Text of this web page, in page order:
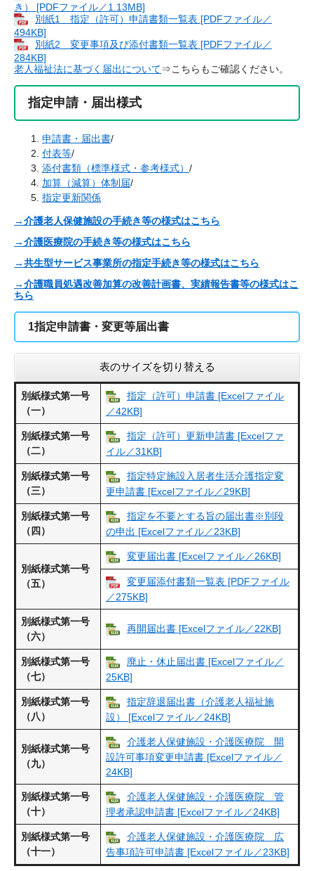
き） [PDFファイル／1.13MB]
​​​​別紙1 指定（許可）申請書類一覧表 [PDFファイル／
494KB]
別紙2 変更事項及び添付書類一覧表 [PDFファイル／
284KB]
老人福祉法に基づく届出について⇒こちらもご確認ください。
指定申請・届出様式
申請書・届出書/
付表等/
添付書類（標準様式・参考様式） /
加算（減算）体制届/
指定更新関係
→介護老人保健施設の手続き等の様式はこちら
→介護医療院の手続き等の様式はこちら
→共生型サービス事業所の指定手続き等の様式はこちら
→介護職員処遇改善加算の改善計画書、実績報告書等の様式はこ
ちら
1指定申請書・変更等届出書
表のサイズを切り替える
別紙様式第一号
（一）
指定（許可）申請書 [Excelファイル
／42KB]
別紙様式第一号
（二）
指定（許可）更新申請書 [Excelファ
イル／31KB]
別紙様式第一号
（三）
指定特定施設入居者生活介護指定変
更申請書 [Excelファイル／29KB]
別紙様式第一号
（四）
指定を不要とする旨の届出書※別段
の申出 [Excelファイル／23KB]
別紙様式第一号
（五）
変更届出書 [Excelファイル／26KB]
変更届添付書類一覧表 [PDFファイル
／275KB]
別紙様式第一号
（六）
再開届出書 [Excelファイル／22KB]
別紙様式第一号
（七）
廃止・休止届出書 [Excelファイル／
25KB]
別紙様式第一号
（八）
指定辞退届出書（介護老人福祉施
設） [Excelファイル／24KB]
別紙様式第一号
（九）
介護老人保健施設・介護医療院 開
設許可事項変更申請書 [Excelファイル／
24KB]
別紙様式第一号
（十）
介護老人保健施設・介護医療院 管
理者承認申請書 [Excelファイル／24KB]
別紙様式第一号
（十一）
介護老人保健施設・介護医療院 広
告事項許可申請書 [Excelファイル／23KB]